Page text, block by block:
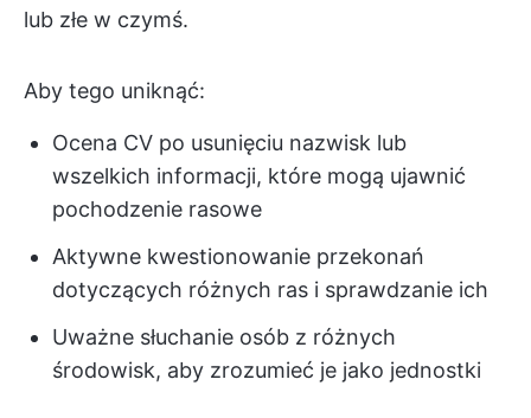
lub złe w czymś.
Aby tego uniknąć:
Ocena CV po usunięciu nazwisk lub
wszelkich informacji, które mogą ujawnić
pochodzenie rasowe
Aktywne kwestionowanie przekonań
dotyczących różnych ras i sprawdzanie ich
Uważne słuchanie osób z różnych
środowisk, aby zrozumieć je jako jednostki